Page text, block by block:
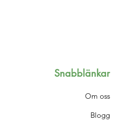
Snabblänkar
Om oss
Blogg